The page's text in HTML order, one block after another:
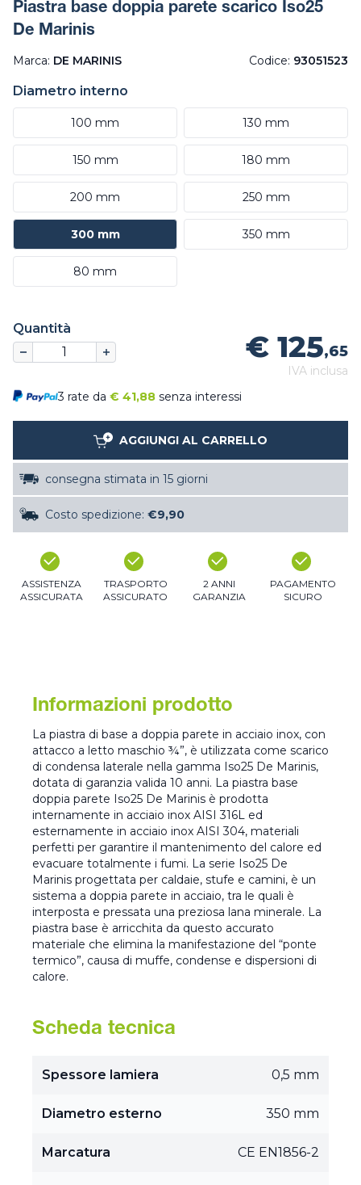
Piastra base doppia parete scarico Iso25
De Marinis
Marca: DE MARINIS Codice: 93051523
Diametro interno
100 mm 130 mm
150 mm 180 mm
200 mm 250 mm
300 mm 350 mm
80 mm
Quantità
€ 125,65
IVA inclusa
3 rate da € 41,88 senza interessi
AGGIUNGI AL CARRELLO
consegna stimata in 15 giorni
Costo spedizione: €9,90
ASSISTENZA
ASSICURATA
TRASPORTO
ASSICURATO
2 ANNI
GARANZIA
PAGAMENTO
SICURO
Informazioni prodotto
La piastra di base a doppia parete in acciaio inox, con
attacco a letto maschio ¾”, è utilizzata come scarico
di condensa laterale nella gamma Iso25 De Marinis,
dotata di garanzia valida 10 anni. La piastra base
doppia parete Iso25 De Marinis è prodotta
internamente in acciaio inox AISI 316L ed
esternamente in acciaio inox AISI 304, materiali
perfetti per garantire il mantenimento del calore ed
evacuare totalmente i fumi. La serie Iso25 De
Marinis progettata per caldaie, stufe e camini, è un
sistema a doppia parete in acciaio, tra le quali è
interposta e pressata una preziosa lana minerale. La
piastra base è arricchita da questo accurato
materiale che elimina la manifestazione del “ponte
termico”, causa di muffe, condense e dispersioni di
calore.
Scheda tecnica
Spessore lamiera 0,5 mm
Diametro esterno 350 mm
Marcatura CE EN1856-2